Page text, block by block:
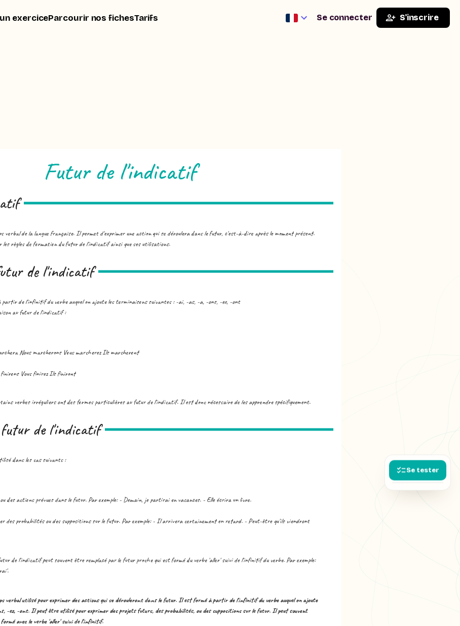
exerciceParcourir nos fichesTarifs Se connecter S'inscrire
Se tester
Futur de l'indicatif
verbal de la langue française. Il permet d'exprimer une action qui se déroulera dans le futur, c'est-à-dire après le moment présent.
les règles de formation du futur de l'indicatif ainsi que ses utilisations.
de l'indicatif
de l'infinitif du verbe auquel on ajoute les terminaisons suivantes : -ai, -as, -a, -ons, -ez, -ont
au futur de l'indicatif :
Nous marcherons Vous marcherez Ils marcheront
Vous finirez Ils finiront
verbes irréguliers ont des formes particulières au futur de l'indicatif. Il est donc nécessaire de les apprendre spécifiquement.
de l'indicatif
dans les cas suivants :
des actions prévues dans le futur. Par exemple: - Demain, je partirai en vacances. - Elle écrira un livre.
des probabilités ou des suppositions sur le futur. Par exemple: - Il arrivera certainement en retard. - Peut-être qu'ils viendront
de l'indicatif peut souvent être remplacé par le futur proche qui est formé du verbe 'aller' suivi de l'infinitif du verbe. Par exemple:
verbal utilisé pour exprimer des actions qui se dérouleront dans le futur. Il est formé à partir de l'infinitif du verbe auquel on ajoute
-ez, -ont. Il peut être utilisé pour exprimer des projets futurs, des probabilités, ou des suppositions sur le futur. Il peut souvent
avec le verbe 'aller' suivi de l'infinitif.